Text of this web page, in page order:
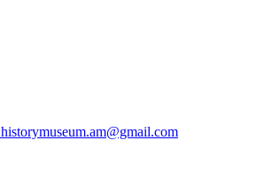
historymuseum.am@gmail.com